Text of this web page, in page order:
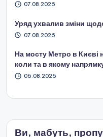
07.08.2026
Уряд ухвалив зміни
07.08.2026
На мосту Метро в Києві
коли та в якому
06.08.2026
Ви, мабуть,